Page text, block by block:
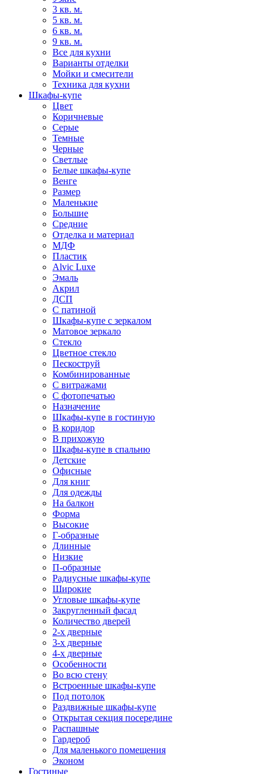
3 кв. м.
5 кв. м.
6 кв. м.
9 кв. м.
Все для кухни
Варианты отделки
Мойки и смесители
Техника для кухни
Шкафы-купе
Цвет
Коричневые
Серые
Темные
Черные
Светлые
Белые шкафы-купе
Венге
Размер
Маленькие
Большие
Средние
Отделка и материал
МДФ
Пластик
Alvic Luxe
Эмаль
Акрил
ДСП
С патиной
Шкафы-купе с зеркалом
Матовое зеркало
Стекло
Цветное стекло
Пескоструй
Комбинированные
С витражами
С фотопечатью
Назначение
Шкафы-купе в гостиную
В коридор
В прихожую
Шкафы-купе в спальню
Детские
Офисные
Для книг
Для одежды
На балкон
Форма
Высокие
Г-образные
Длинные
Низкие
П-образные
Радиусные шкафы-купе
Широкие
Угловые шкафы-купе
Закругленный фасад
Количество дверей
2-х дверные
3-х дверные
4-х дверные
Особенности
Во всю стену
Встроенные шкафы-купе
Под потолок
Раздвижные шкафы-купе
Открытая секция посередине
Распашные
Гардероб
Для маленького помещения
Эконом
Гостиные